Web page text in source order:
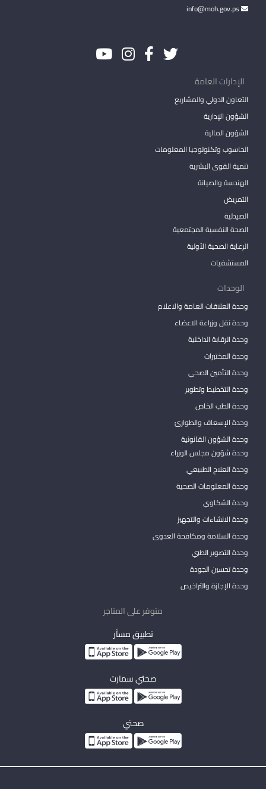
الإدارات العامة
التعاون الدولي والمشاريع
الشؤون الإدارية
الشؤون المالية
الحاسوب وتكنولوجيا المعلومات
تنمية القوى البشرية
الهندسة والصيانة
التمريض
الصيدلية
الصحة النفسية المجتمعية
الرعاية الصحية الأولية
المستشفيات
الوحدات
وحدة العلاقات العامة والاعلام
وحدة نقل وزراعة الاعضاء
وحدة الرقابة الداخلية
وحدة المختبرات
وحدة التأمين الصحي
وحدة التخطيط وتطوير
وحدة الطب الخاص
وحدة الإسعاف والطوارئ
وحدة الشؤون القانونية
وحدة شؤون مجلس الوزراء
وحدة العلاج الطبيعي
وحدة المعلومات الصحية
وحدة الشكاوي
وحدة الانشاءات والتجهيز
وحدة السلامة ومكافحة العدوى
وحدة التصوير الطبي
وحدة تحسين الجودة
وحدة الإجازة والتراخيص
متوفر على المتاجر
تطبيق مساْر
صحتي سمارت
صحتي